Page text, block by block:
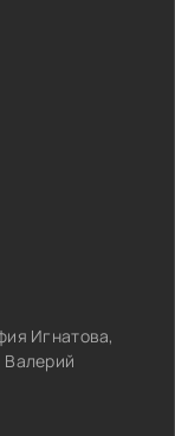
Игнатова,